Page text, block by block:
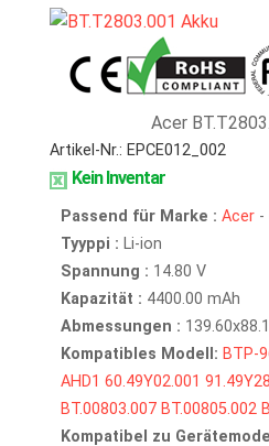
Acer
Artikel-Nr.: EPCE012_002
Kein Inventar
Passend für Marke : Acer -
Tyyppi : Li-ion
Spannung : 14.80 V
Kapazität : 4400.00 mAh
Abmessungen :
Kompatibles Modell: BTP-
AHD1 60.49Y02.001
BT.00803.007 BT.00805.002
Kompatibel zu